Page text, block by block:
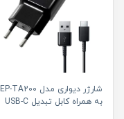
شارژر دیواری مدل EP-TA200
به همراه کابل تبدیل USB-C